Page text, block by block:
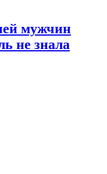
мужчин
не знала